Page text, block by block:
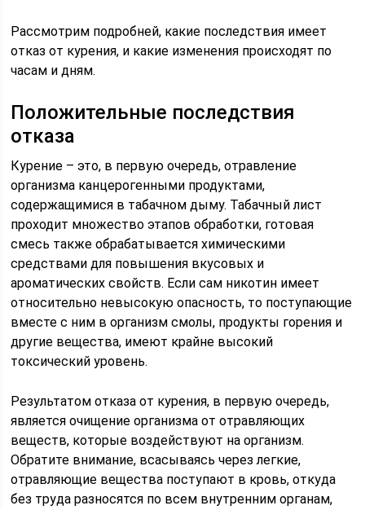
Рассмотрим подробней, какие последствия имеет
отказ от курения, и какие изменения происходят по
часам и дням.
Положительные последствия
отказа
Курение – это, в первую очередь, отравление
организма канцерогенными продуктами,
содержащимися в табачном дыму. Табачный лист
проходит множество этапов обработки, готовая
смесь также обрабатывается химическими
средствами для повышения вкусовых и
ароматических свойств. Если сам никотин имеет
относительно невысокую опасность, то поступающие
вместе с ним в организм смолы, продукты горения и
другие вещества, имеют крайне высокий
токсический уровень.
Результатом отказа от курения, в первую очередь,
является очищение организма от отравляющих
веществ, которые воздействуют на организм.
Обратите внимание, всасываясь через легкие,
отравляющие вещества поступают в кровь, откуда
без труда разносятся по всем внутренним органам,